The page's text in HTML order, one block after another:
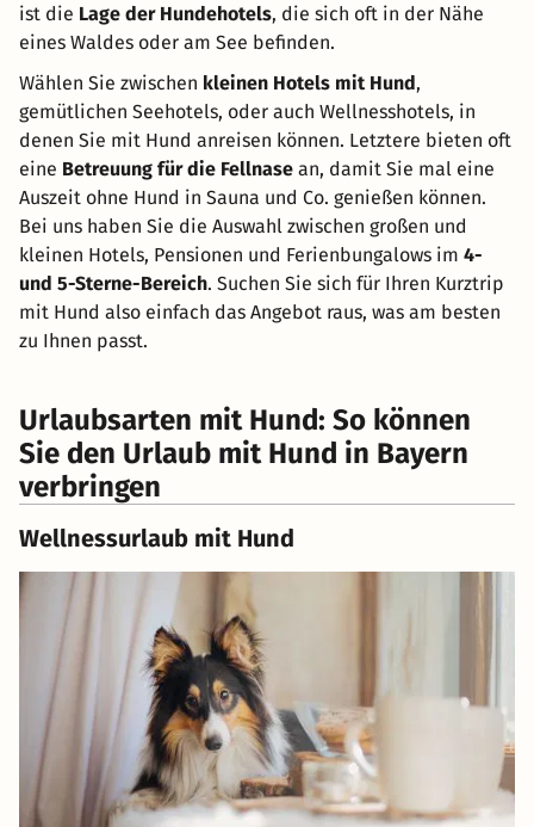
ist die Lage der Hundehotels, die sich oft in der Nähe
eines Waldes oder am See befinden.
Wählen Sie zwischen kleinen Hotels mit Hund,
gemütlichen Seehotels, oder auch Wellnesshotels, in
denen Sie mit Hund anreisen können. Letztere bieten oft
eine Betreuung für die Fellnase an, damit Sie mal eine
Auszeit ohne Hund in Sauna und Co. genießen können.
Bei uns haben Sie die Auswahl zwischen großen und
kleinen Hotels, Pensionen und Ferienbungalows im 4-
und 5-Sterne-Bereich. Suchen Sie sich für Ihren Kurztrip
mit Hund also einfach das Angebot raus, was am besten
zu Ihnen passt.
Urlaubsarten mit Hund: So können
Sie den Urlaub mit Hund in Bayern
verbringen
Wellnessurlaub mit Hund